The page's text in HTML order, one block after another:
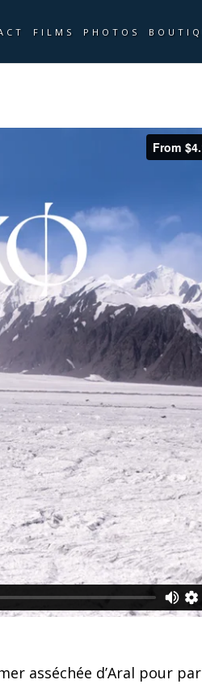
FILMS PHOTOS
asséchée d’Aral pour